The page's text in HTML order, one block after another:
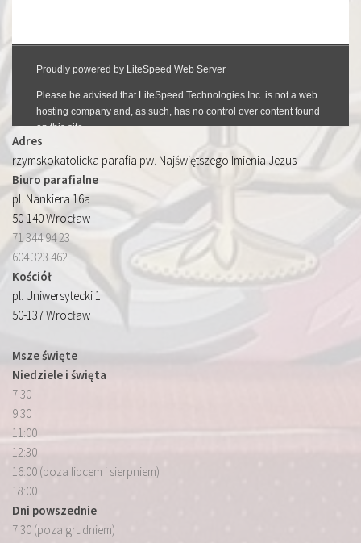
Adres
rzymskokatolicka parafia pw. Najświętszego Imienia Jezus
Biuro parafialne
pl. Nankiera 16a
50-140 Wrocław
71 344 94 23
604 323 462
Kościół
pl. Uniwersytecki 1
50-137 Wrocław
Msze święte
Niedziele i święta
7:30
9:30
11:00
12:30
16:00 (poza lipcem i sierpniem)
18:00
Dni powszednie
7:30 (poza grudniem)